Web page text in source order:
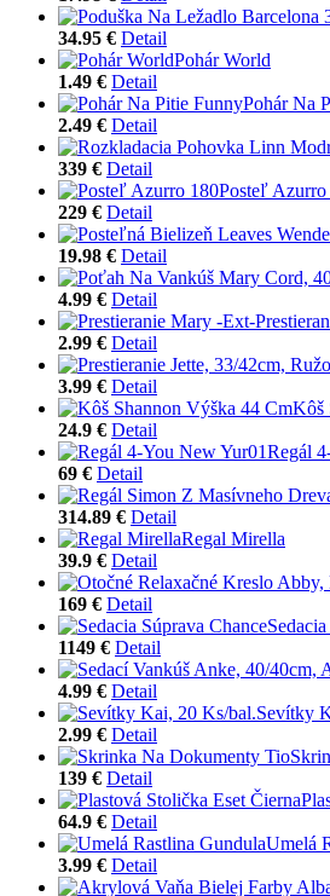
34.95 € Detail
Pohár World
1.49 € Detail
Pohár Na
2.49 € Detail
339 € Detail
Posteľ Azurro
229 € Detail
19.98 € Detail
4.99 € Detail
2.99 € Detail
3.99 € Detail
Kôš
24.9 € Detail
Regál
69 € Detail
314.89 € Detail
Regal Mirella
39.9 € Detail
169 € Detail
1149 € Detail
4.99 € Detail
Sevítky
2.99 € Detail
139 € Detail
64.9 € Detail
Umelá
3.99 € Detail